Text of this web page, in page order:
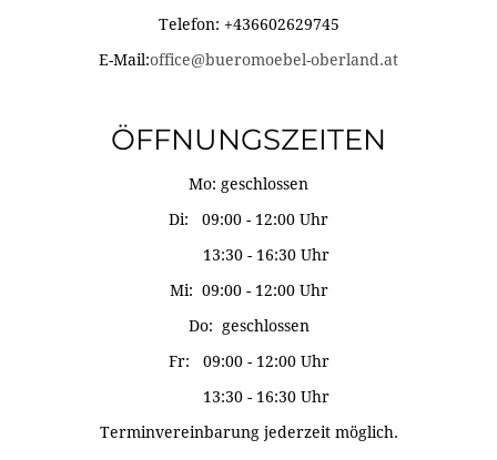
Telefon: +436602629745
E-Mail:office@bueromoebel-oberland.at
ÖFFNUNGSZEITEN
Mo: geschlossen
Di: 09:00 - 12:00 Uhr
13:30 - 16:30 Uhr
Mi: 09:00 - 12:00 Uhr
Do: geschlossen
Fr: 09:00 - 12:00 Uhr
13:30 - 16:30 Uhr
Terminvereinbarung jederzeit möglich.